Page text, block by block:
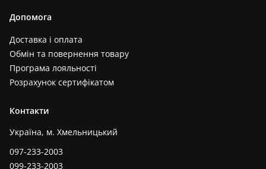
Допомога
Доставка і оплата
Обмін та повернення товару
Програма лояльності
Розрахунок сертифікатом
Контакти
Україна, м. Хмельницький
097-233-2003
099-233-2003